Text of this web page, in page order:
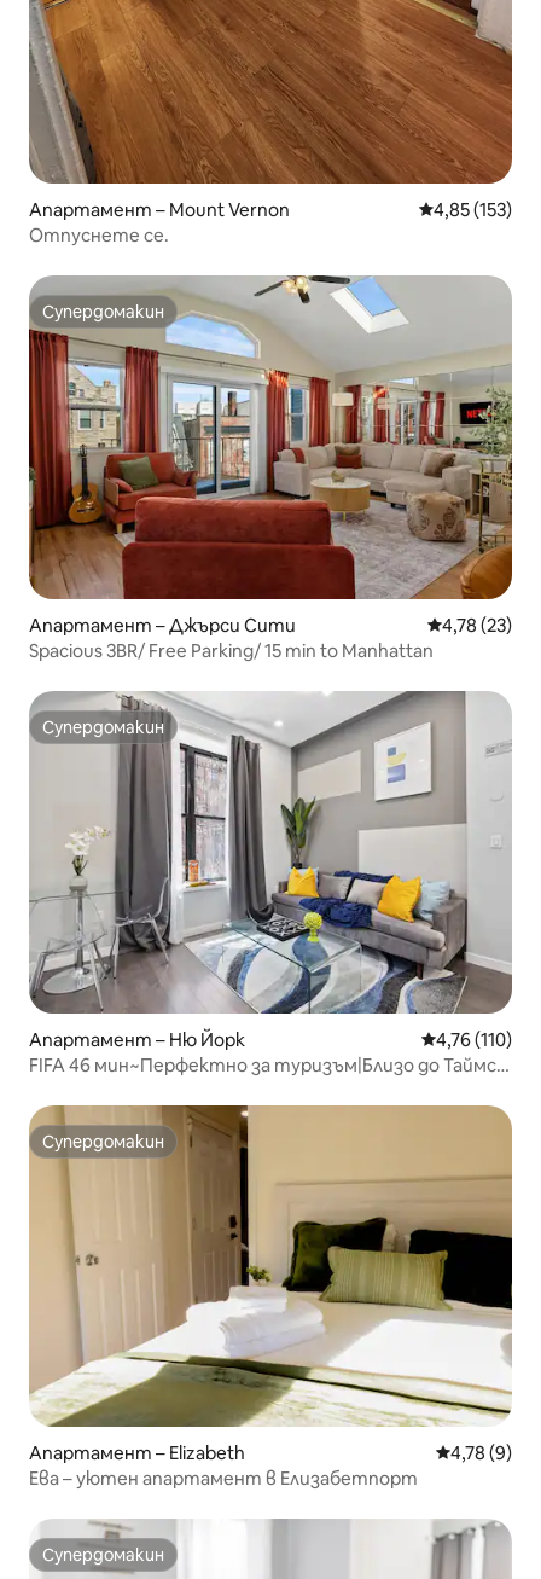
Апартамент – Mount Vernon Средна
4,85 (153)
Отпуснете се.
Супердомакин
Супердомакин
Апартамент – Джърси Сити Средна
4,78 (23)
Spacious 3BR/ Free Parking/ 15 min to Manhattan
Супердомакин
Супердомакин
Апартамент – Ню Йорк Средна
4,76 (110)
FIFA 46 мин~Перфектно за туризъм|Близо до Таймс
Супердомакин
Супердомакин
Апартамент – Elizabeth Средна
4,78 (9)
Ева – уютен апартамент в Елизабетпорт
Супердомакин
Супердомакин